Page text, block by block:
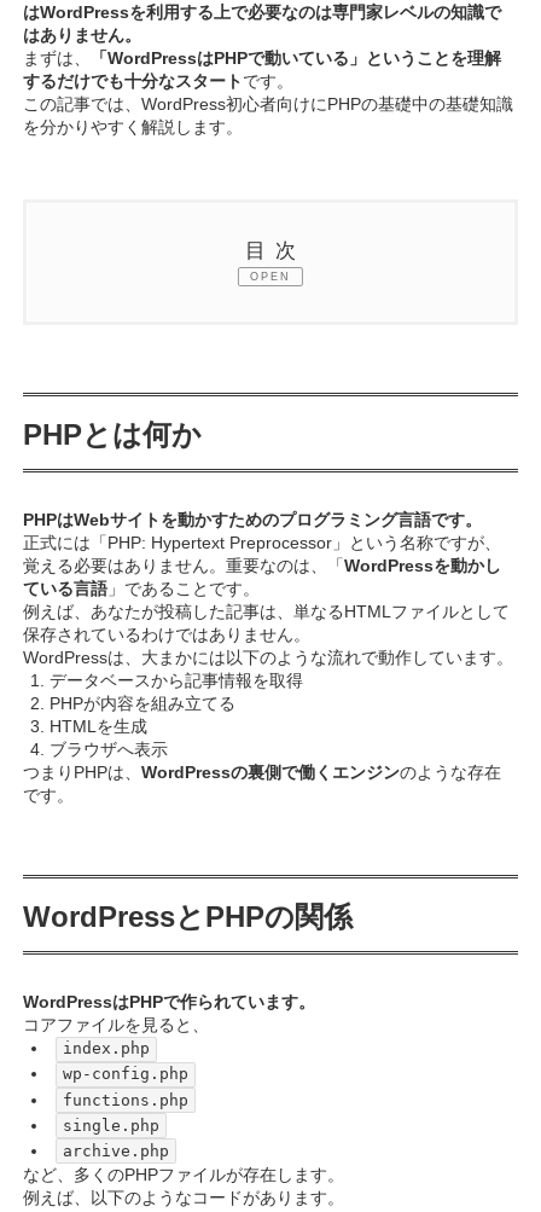
はWordPressを利用する上で必要なのは専門家レベルの知識で
はありません。
まずは、
「WordPressはPHPで動いている」ということを理解
するだけでも十分なスタートです。
この記事では、WordPress初心者向けにPHPの基礎中の基礎知識
を分かりやすく解説します。
目次
OPEN
3.1.処理内容を理解できる
3.2.エラーの意味が分かる
3.3.テーマをカスタマイズできる
3.4.プラグイン開発・ブロック作成の第一歩にな
る
4.PHPとHTMLの違い
4.1.HTML
5.2.echo
5.3. セミコロン
5.4. 変数
5.5.条件分岐（if文）
5.6.繰り返し処理（ループ）
PHPとは何か
PHPはWebサイトを動かすためのプログラミング言語です。
正式には「PHP: Hypertext Preprocessor」という名称ですが、
覚える必要はありません。重要なのは、「WordPressを動かし
ている言語 」であることです。
例えば、あなたが投稿した記事は、単なるHTMLファイルとして
保存されているわけではありません。
WordPressは、大まかには以下のような流れで動作しています。
データベースから記事情報を取得
PHPが内容を組み立てる
HTMLを生成
ブラウザへ表示
つまりPHPは、WordPressの裏側で働くエンジンのような存在
です。
WordPressとPHPの関係
WordPressはPHPで作られています。
コアファイルを見ると、
index.php
wp-config.php
functions.php
single.php
archive.php
など、多くのPHPファイルが存在します。
例えば、以下のようなコードがあります。